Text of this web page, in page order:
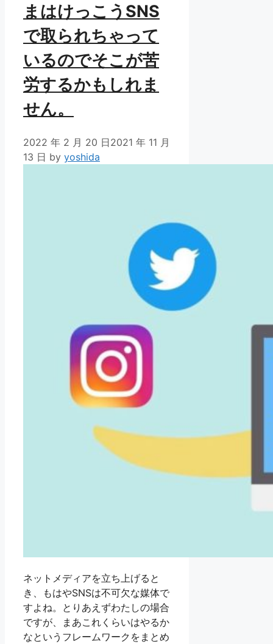
まはけっこうSNS
で取られちゃって
いるのでそこが苦
労するかもしれま
せん。
2022 年 2 月 20 日2021 年 11 月
13 日 by yoshida
ネットメディアを立ち上げると
き、もはやSNSは不可欠な媒体で
すよね。とりあえずわたしの場合
ですが、まあこれくらいはやるか
なというフレームワークをまとめ